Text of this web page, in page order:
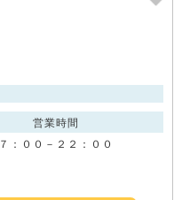
営業時間
７：００－２２：００